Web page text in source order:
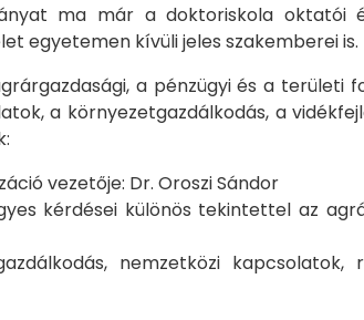
ma már a doktoriskola oktatói
egyetemen kívüli jeles szakemberei is.
a pénzügyi és a területi
a környezetgazdálkodás, a
vezetője: Dr. Oroszi Sándor
kérdései különös tekintettel az
nemzetközi kapcsolatok,